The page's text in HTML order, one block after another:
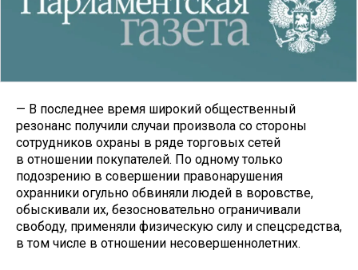
— В последнее время широкий общественный
резонанс получили случаи произвола со стороны
сотрудников охраны в ряде торговых сетей
в отношении покупателей. По одному только
подозрению в совершении правонарушения
охранники огульно обвиняли людей в воровстве,
обыскивали их, безосновательно ограничивали
свободу, применяли физическую силу и спецсредства,
в том числе в отношении несовершеннолетних.